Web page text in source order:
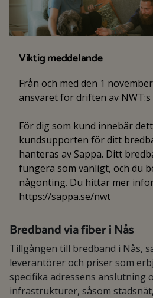
Viktig meddelande
Från och med den 1
ansvaret för driften av
För dig som kund innebär
kundsupporten för ditt
hanteras av Sappa. Ditt
fungera som vanligt, och du
någonting. Du hittar mer
https://sappa.se/nwt
Bredband via fiber i Nås
Tillgången till bredband i Nås,
leverantörer och priser som
specifika adressens anslutning
infrastrukturer, såsom stadsnät,